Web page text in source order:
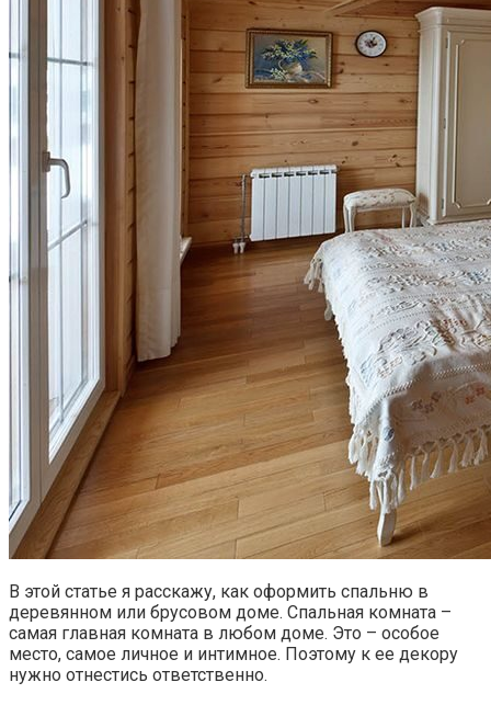
В этой статье я расскажу, как оформить спальню в
деревянном или брусовом доме. Спальная комната –
самая главная комната в любом доме. Это – особое
место, самое личное и интимное. Поэтому к ее декору
нужно отнестись ответственно.